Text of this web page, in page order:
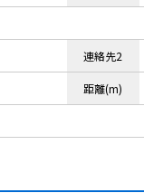
連絡先2
距離(m)